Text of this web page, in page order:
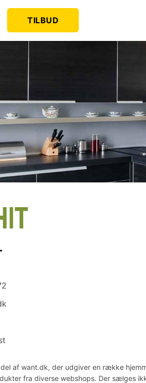
TILBUD
del af want.dk, der udgiver en række
fra diverse webshops. Der sælges